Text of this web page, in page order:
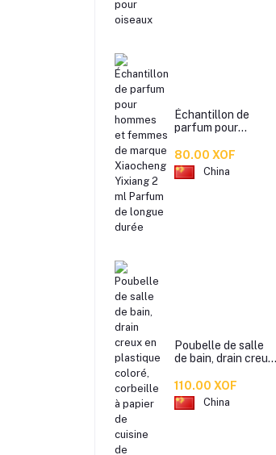
Échantillon de
parfum pour
de marque
Xiaocheng Yixiang
2 ml Parfum de
80.00 XOF
China
Poubelle de salle
de bain, drain creux
corbeille à papier de
cuisine de bureau à
domicile,
110.00 XOF
China